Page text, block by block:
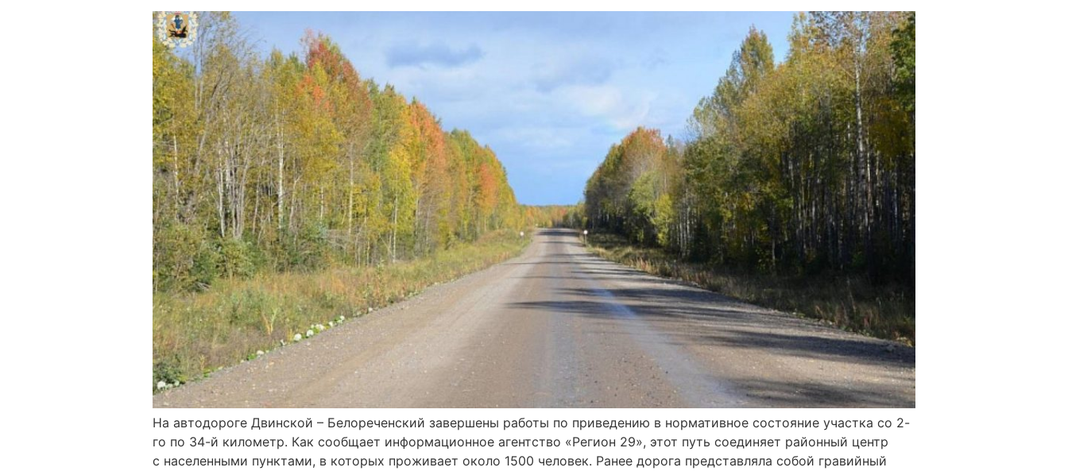
На автодороге Двинской – Белореченский завершены работы по приведению в нормативное состояние участка со 2-
го по 34-й километр. Как сообщает информационное агентство «Регион 29», этот путь соединяет районный центр
с населенными пунктами, в которых проживает около 1500 человек. Ранее дорога представляла собой гравийный